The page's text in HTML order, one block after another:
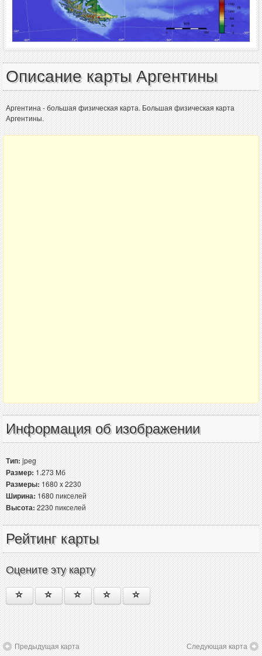
Описание карты Аргентины
Аргентина - большая физическая карта. Большая физическая карта
Аргентины.
Информация об изображении
Тип:jpeg
Размер:1.273 Мб
Размеры:1680 x 2230
Ширина:1680 пикселей
Высота:2230 пикселей
Рейтинг карты
Оцените эту карту
Предыдущая карта Следующая карта